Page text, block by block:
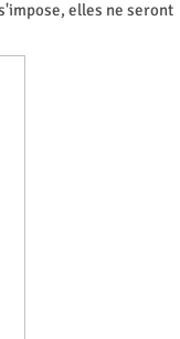
elles ne seront